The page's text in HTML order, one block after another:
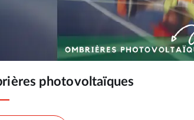
photovoltaïques